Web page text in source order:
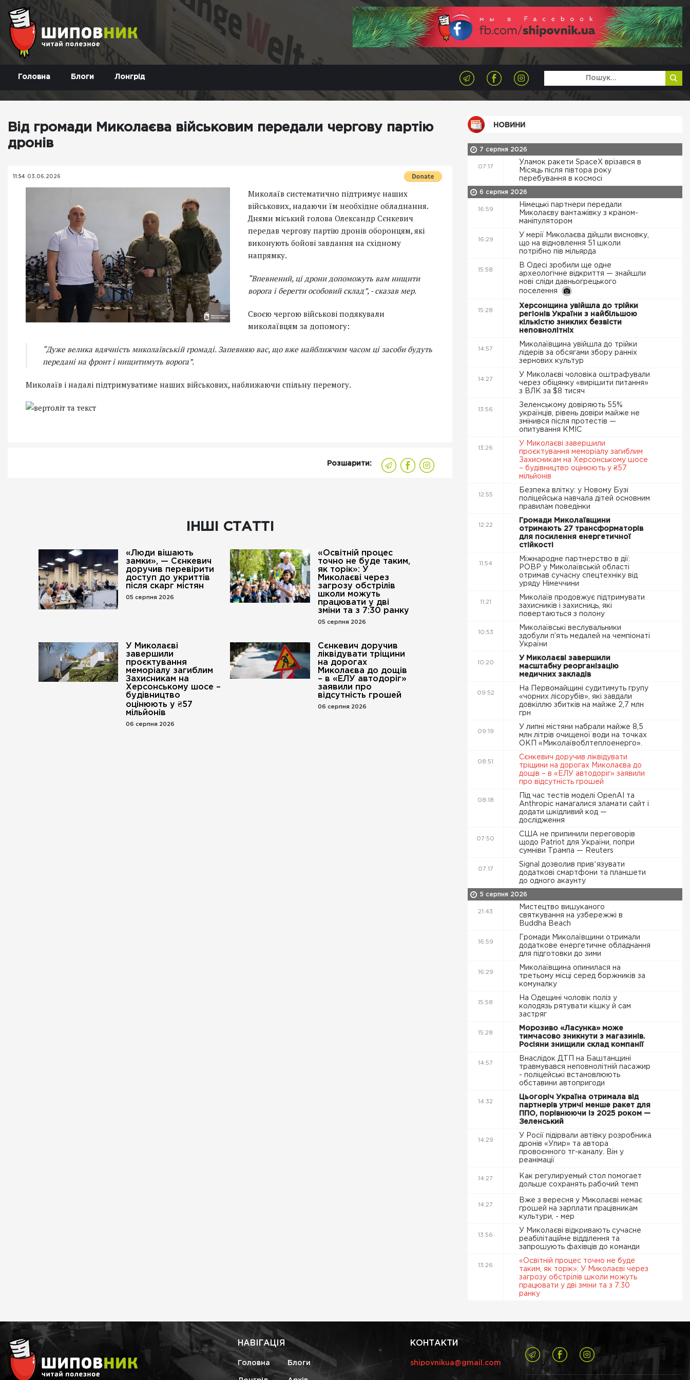
Головна Блоги Лонгрід
Від громади Миколаєва військовим передали чергову партію
дронів
11:54 03.06.2026
Миколаїв систематично підтримує наших
військових, надаючи їм необхідне обладнання.
Днями міський голова Олександр Сєнкевич
передав чергову партію дронів оборонцям, які
виконують бойові завдання на східному
напрямку.
“Впевнений, ці дрони допоможуть вам нищити
ворога і берегти особовий склад”, - сказав мер.
Своєю чергою військові подякували
миколаївцям за допомогу:
“Дуже велика вдячність миколаївській громаді. Запевняю вас, що вже найближчим часом ці засоби будуть
передані на фронт і нищитимуть ворога”.
Миколаїв і надалі підтримуватиме наших військових, наближаючи спільну перемогу.
Розшарити:
ІНШІ СТАТТІ
«Люди вішають
замки», — Сєнкевич
доручив перевірити
доступ до укриттів
після скарг містян
05 серпня 2026
«Освітній процес
точно не буде таким,
як торік»: У
Миколаєві через
загрозу обстрілів
школи можуть
працювати у дві
зміни та з 7:30 ранку
05 серпня 2026
У Миколаєві
завершили
проєктування
меморіалу загиблим
Захисникам на
Херсонському шосе –
будівництво
оцінюють у ₴57
мільйонів
06 серпня 2026
Сєнкевич доручив
ліквідувати тріщини
на дорогах
Миколаєва до дощів
– в «ЕЛУ автодоріг»
заявили про
відсутність грошей
06 серпня 2026
НОВИНИ
7 серпня 2026
07:17
Уламок ракети SpaceX врізався в
Місяць після півтора року
перебування в космосі
6 серпня 2026
16:59
Німецькі партнери передали
Миколаєву вантажівку з краном-
маніпулятором
16:29
У мерії Миколаєва дійшли висновку,
що на відновлення 51 школи
потрібно пів мільярда
15:58
В Одесі зробили ще одне
археологічне відкриття — знайшли
нові сліди давньогрецького
поселення
15:28
Херсонщина увійшла до трійки
регіонів України з найбільшою
кількістю зниклих безвісти
неповнолітніх
14:57
Миколаївщина увійшла до трійки
лідерів за обсягами збору ранніх
зернових культур
14:27
У Миколаєві чоловіка оштрафували
через обіцянку «вирішити питання»
з ВЛК за $8 тисяч
13:56
Зеленському довіряють 55%
українців, рівень довіри майже не
змінився після протестів —
опитування КМІС
13:26
У Миколаєві завершили
проєктування меморіалу загиблим
Захисникам на Херсонському шосе
– будівництво оцінюють у ₴57
мільйонів
12:55
Безпека влітку: у Новому Бузі
поліцейська навчала дітей основним
правилам поведінки
12:22
Громади Миколаївщини
отримають 27 трансформаторів
для посилення енергетичної
стійкості
11:54
Міжнародне партнерство в дії:
РОВР у Миколаївській області
отримав сучасну спецтехніку від
уряду Німеччини
11:21
Миколаїв продовжує підтримувати
захисників і захисниць, які
повертаються з полону
10:53
Миколаївські веслувальники
здобули п’ять медалей на чемпіонаті
України
10:20
У Миколаєві завершили
масштабну реорганізацію
медичних закладів
09:52
На Первомайщині судитимуть групу
«чорних лісорубів», які завдали
довкіллю збитків на майже 2,7 млн
грн
09:19
У липні містяни набрали майже 8,5
млн літрів очищеної води на точках
ОКП «Миколаївоблтеплоенерго».
08:51
Сєнкевич доручив ліквідувати
тріщини на дорогах Миколаєва до
дощів – в «ЕЛУ автодоріг» заявили
про відсутність грошей
08:18
Під час тестів моделі OpenAI та
Anthropic намагалися зламати сайт і
додати шкідливий код —
дослідження
07:50
США не припинили переговорів
щодо Patriot для України, попри
сумніви Трампа — Reuters
07:17
Signal дозволив привʼязувати
додаткові смартфони та планшети
до одного акаунту
5 серпня 2026
21:43
Мистецтво вишуканого
святкування на узбережжі в
Buddha Beach
16:59
Громади Миколаївщини отримали
додаткове енергетичне обладнання
для підготовки до зими
16:29
Миколаївщина опинилася на
третьому місці серед боржників за
комуналку
15:58
На Одещині чоловік поліз у
колодязь рятувати кішку й сам
застряг
15:28
Морозиво «Ласунка» може
тимчасово зникнути з магазинів.
Росіяни знищили склад компанії
14:57
Внаслідок ДТП на Баштанщині
травмувався неповнолітній пасажир
- поліцейські встановлюють
обставини автопригоди
14:32
Цьогоріч Україна отримала від
партнерів утричі менше ракет для
ППО, порівнюючи із 2025 роком —
Зеленський
14:29
У Росії підірвали автівку розробника
дронів «Упир» та автора
провоєнного тг-каналу. Він у
реанімації
14:27
Как регулируемый стол помогает
дольше сохранять рабочий темп
14:27
Вже з вересня у Миколаєві немає
грошей на зарплати працівникам
культури, - мер
13:56
У Миколаєві відкривають сучасне
реабілітаційне відділення та
запрошують фахівців до команди
13:26
«Освітній процес точно не буде
таким, як торік»: У Миколаєві через
загрозу обстрілів школи можуть
працювати у дві зміни та з 7:30
ранку
НАВІГАЦІЯ
Головна Блоги
КОНТАКТИ
shipovnikua@gmail.com